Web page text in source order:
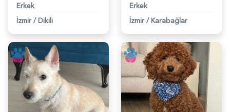
Erkek
İzmir / Dikili
Erkek
İzmir / Karabağlar